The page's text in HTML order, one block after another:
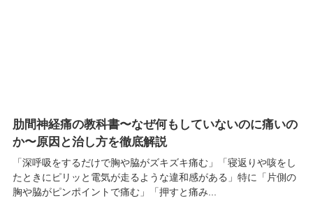
肋間神経痛の教科書〜なぜ何もしていないのに痛いの
か〜原因と治し方を徹底解説
「深呼吸をするだけで胸や脇がズキズキ痛む」「寝返りや咳をし
たときにピリッと電気が走るような違和感がある」特に「片側の
胸や脇がピンポイントで痛む」「押すと痛み...